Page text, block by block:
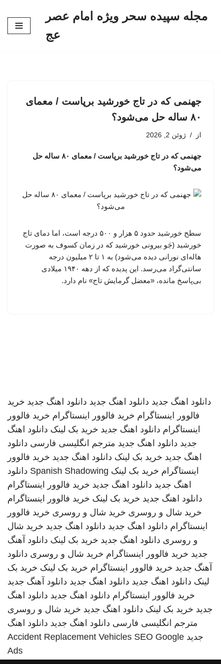
مجله سپیده سحر ویژه امام عصر
عج
جهنمی که در تاج خورشید برپاست / معمای
۸۰ ساله حل می‌شود؟
از ژوئن 2, 2026
جهنمی که در تاج خورشید برپاست / معمای ۸۰ ساله حل
می‌شود؟
سطح خورشید حدود ۵ هزار و ۵۰۰ درجه است، اما دمای تاج
خورشید (جَو بیرونی خورشید که در زمان کسوف به صورت
هاله‌ای نورانی دیده می‌شود) به ۱ تا ۲ میلیون درجه
سانتی‌گراد می‌رسد. این پدیده که از دهه ۱۹۴۰ میلادی
بی‌پاسخ مانده، «معضل گرمایش تاج» نام دارد.
دانلود اهنگ جدید دانلود اهنگ جدید دانلود اهنگ جدید خرید
فالوور اینستاگرام خرید فالوور اینستاگرام خرید فالوور
اینستاگرام دانلود اهنگ جدید خرید بک لینک دانلود اهنگ
جدید دانلود اهنگ جدید مترجم انگلیسی فارسی دانلود
اهنگ جدید خرید بک لینک دانلود اهنگ جدید خرید فالوور
اینستاگرام خرید بک لینک Spanish Shadowing دانلود
اهنگ جدید دانلود اهنگ جدید خرید فالوور اینستاگرام
دانلود اهنگ جدید خرید بک لینک خرید فالوور اینستاگرام
خرید شال و روسری خرید شال و روسری خرید فالوور
اینستاگرام دانلود اهنگ جدید دانلود اهنگ جدید خرید شال
و روسری دانلود اهنگ جدید خرید بک لینک دانلود آهنگ
جدید خرید فالوور اینستاگرام خرید شال و روسری دانلود
آهنگ جدید خرید فالوور اینستاگرام خرید بک لینک خرید بک
لینک دانلود اهنگ جدید دانلود اهنگ جدید دانلود آهنگ جدید
خرید فالوور اینستاگرام دانلود اهنگ جدید دانلود اهنگ
جدید خرید بک لینک دانلود اهنگ جدید خرید شال و روسری
مترجم انگلیسی فارسی دانلود اهنگ جدید دانلود اهنگ
جدید
Accident Replacement Vehicles SEO Google
Ads